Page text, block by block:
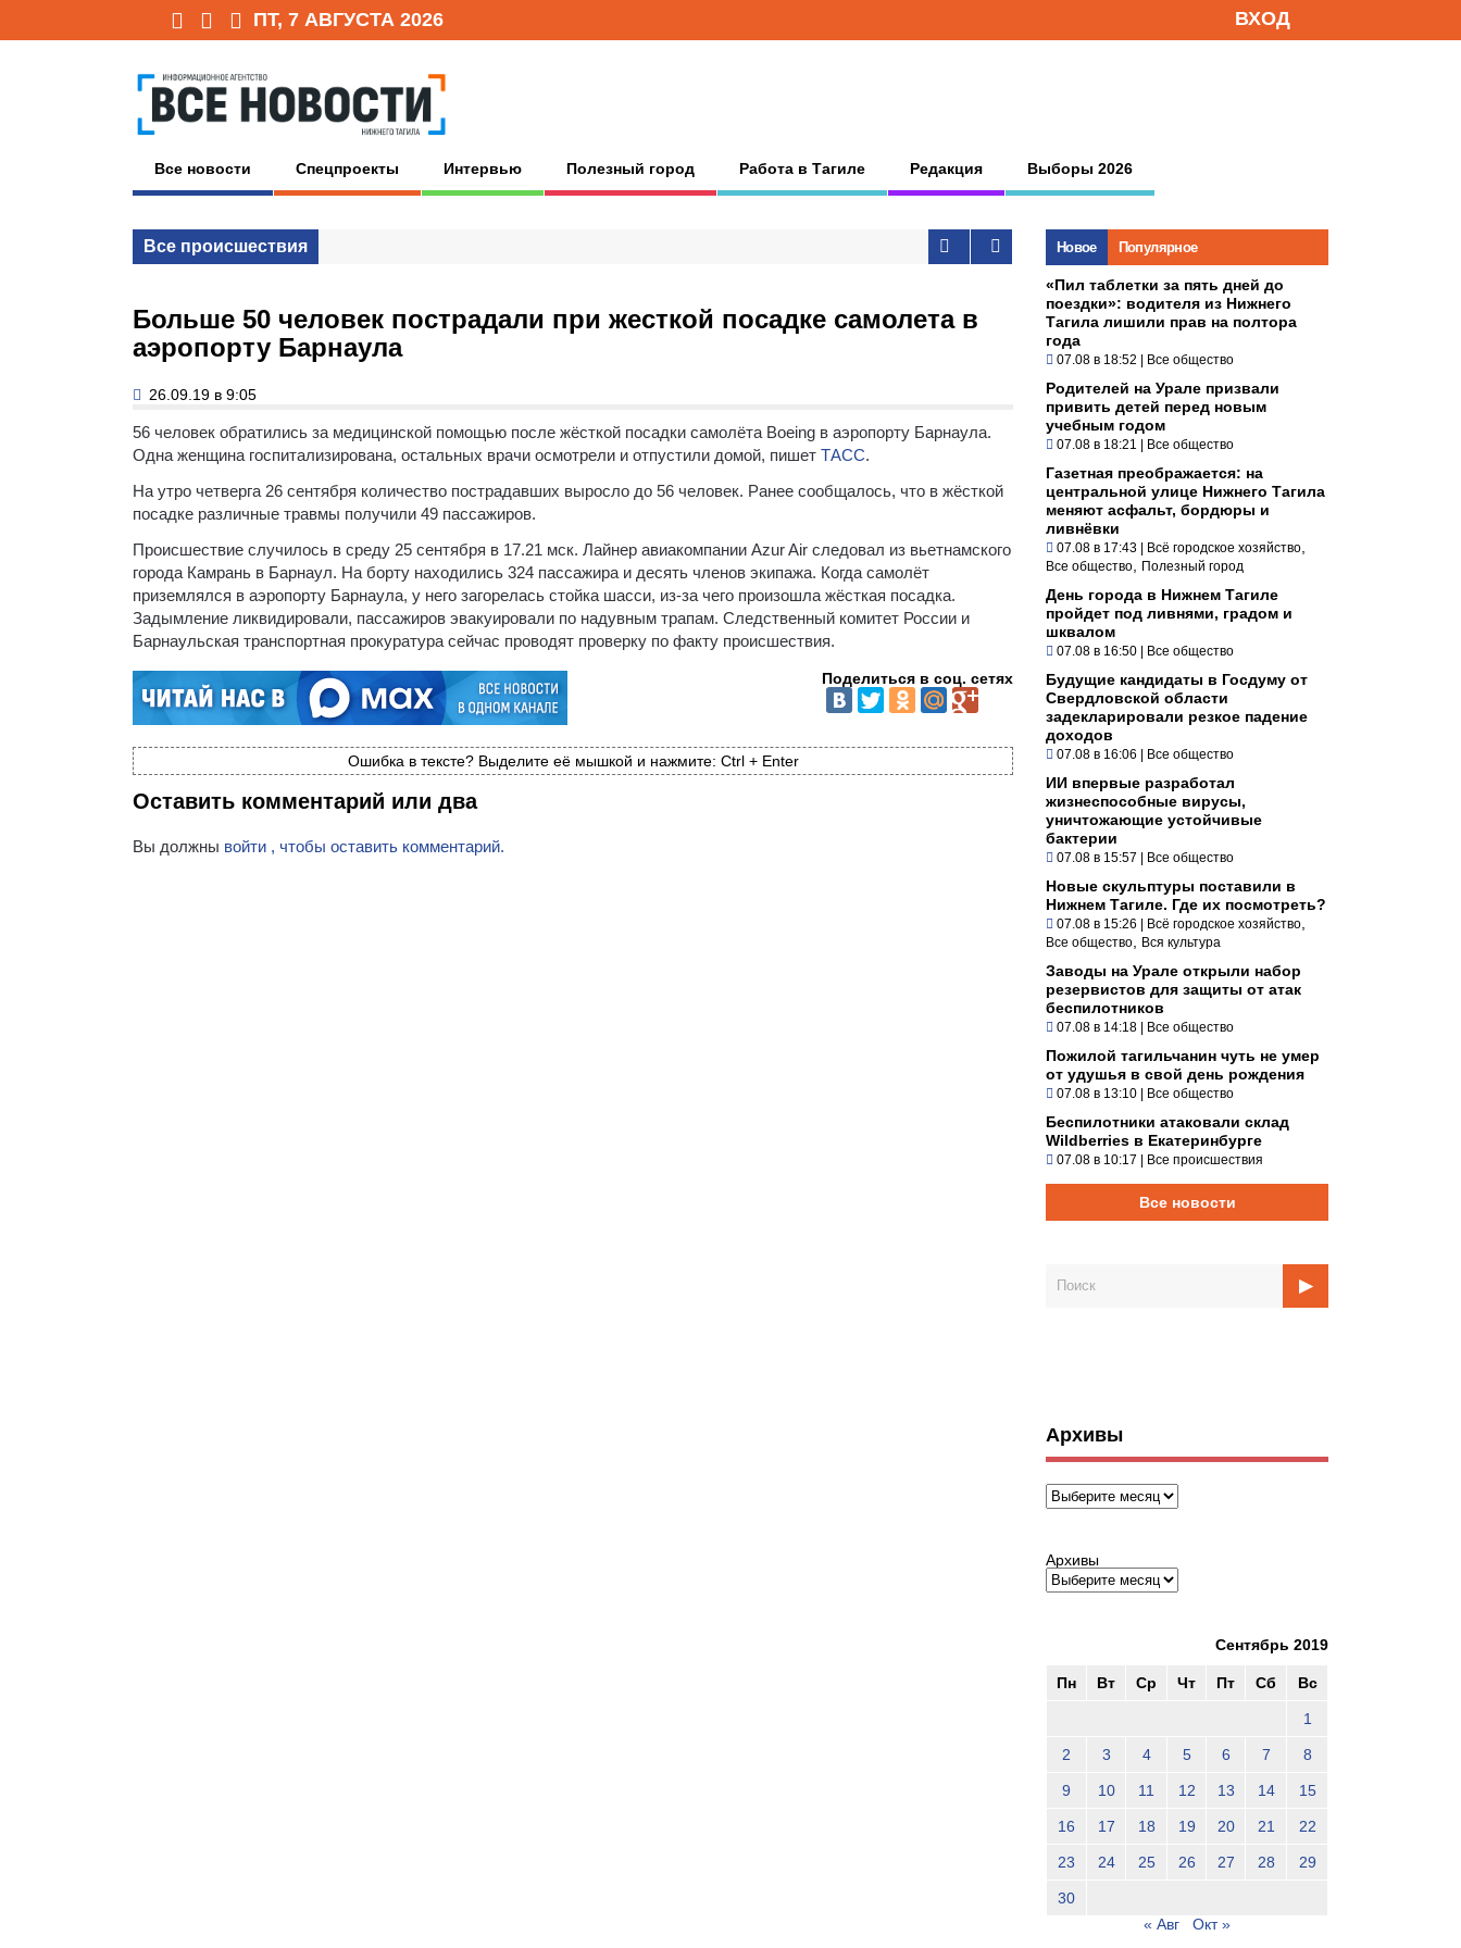
ПТ, 7 АВГУСТА 2026 ВХОД
Все новости Спецпроекты Интервью Полезный город Работа в Тагиле Редакция Выборы 2026
Все происшествия
Больше 50 человек пострадали при жесткой посадке самолета в
аэропорту Барнаула
26.09.19 в 9:05
56 человек обратились за медицинской помощью после жёсткой посадки самолёта Boeing в аэропорту Барнаула.
Одна женщина госпитализирована, остальных врачи осмотрели и отпустили домой, пишет ТАСС.
На утро четверга 26 сентября количество пострадавших выросло до 56 человек. Ранее сообщалось, что в жёсткой
посадке различные травмы получили 49 пассажиров.
Происшествие случилось в среду 25 сентября в 17.21 мск. Лайнер авиакомпании Azur Air следовал из вьетнамского
города Камрань в Барнаул. На борту находились 324 пассажира и десять членов экипажа. Когда самолёт
приземлялся в аэропорту Барнаула, у него загорелась стойка шасси, из-за чего произошла жёсткая посадка.
Задымление ликвидировали, пассажиров эвакуировали по надувным трапам. Следственный комитет России и
Барнаульская транспортная прокуратура сейчас проводят проверку по факту происшествия.
Поделиться в соц. сетях
Ошибка в тексте? Выделите её мышкой и нажмите: Ctrl + Enter
Оставить комментарий или два
Вы должны войти , чтобы оставить комментарий.
Новое Популярное
«Пил таблетки за пять дней до
поездки»: водителя из Нижнего
Тагила лишили прав на полтора
года
07.08 в 18:52 | Все общество
Родителей на Урале призвали
привить детей перед новым
учебным годом
07.08 в 18:21 | Все общество
Газетная преображается: на
центральной улице Нижнего Тагила
меняют асфальт, бордюры и
ливнёвки
07.08 в 17:43 | Всё городское хозяйство
Все общество Полезный город
День города в Нижнем Тагиле
пройдет под ливнями, градом и
шквалом
07.08 в 16:50 | Все общество
Будущие кандидаты в Госдуму от
Свердловской области
задекларировали резкое падение
доходов
07.08 в 16:06 | Все общество
ИИ впервые разработал
жизнеспособные вирусы,
уничтожающие устойчивые
бактерии
07.08 в 15:57 | Все общество
Новые скульптуры поставили в
Нижнем Тагиле. Где их посмотреть?
07.08 в 15:26 | Всё городское хозяйство
Все общество Вся культура
Заводы на Урале открыли набор
резервистов для защиты от атак
беспилотников
07.08 в 14:18 | Все общество
Пожилой тагильчанин чуть не умер
от удушья в свой день рождения
07.08 в 13:10 | Все общество
Беспилотники атаковали склад
Wildberries в Екатеринбурге
07.08 в 10:17 | Все происшествия
Все новости
Архивы
Архивы
Архивы
Сентябрь 2019
Пн Вт Ср Чт Пт Сб Вс
1
2 3 4 5 6 7 8
9 10 11 12 13 14 15
16 17 18 19 20 21 22
23 24 25 26 27 28 29
30
« Авг
Окт »